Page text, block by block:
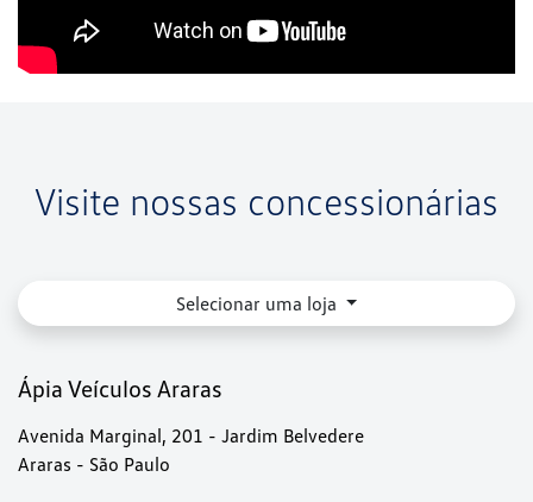
Visite nossas concessionárias
Selecionar uma loja
Ápia Veículos Araras
Avenida Marginal, 201 - Jardim Belvedere
Araras - São Paulo